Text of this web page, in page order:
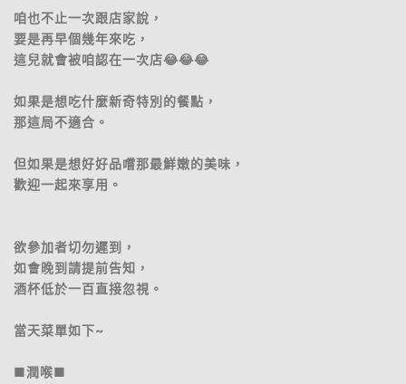
咱也不止一次跟店家說，
要是再早個幾年來吃，
這兒就會被咱認在一次店😂😂😂
如果是想吃什麼新奇特別的餐點，
那這局不適合。
但如果是想好好品嚐那最鮮嫩的美味，
歡迎一起來享用。
欲參加者切勿遲到，
如會晚到請提前告知，
酒杯低於一百直接忽視。
當天菜單如下~
■潤喉■